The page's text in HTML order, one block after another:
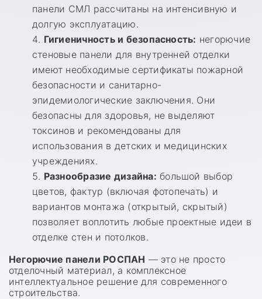
панели СМЛ рассчитаны на интенсивную и
долгую эксплуатацию.
Гигиеничность и безопасность: негорючие
стеновые панели для внутренней отделки
имеют необходимые сертификаты пожарной
безопасности и санитарно-
эпидемиологические заключения. Они
безопасны для здоровья, не выделяют
токсинов и рекомендованы для
использования в детских и медицинских
учреждениях.
Разнообразие дизайна: большой выбор
цветов, фактур (включая фотопечать) и
вариантов монтажа (открытый, скрытый)
позволяет воплотить любые проектные идеи в
отделке стен и потолков.
Негорючие панели РОСПАН — это не просто
отделочный материал, а комплексное
интеллектуальное решение для современного
строительства.